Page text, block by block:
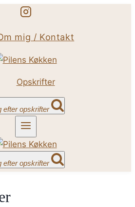
mig / Kontakt
Opskrifter
efter opskrifter
efter opskrifter